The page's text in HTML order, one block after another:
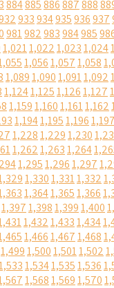
884885886887888
933934935936937
981982983984985
1,0211,0221,0231,024
1,0561,0571,058
1,0891,0901,0911,092
1,1241,1251,1261,127
1,1591,1601,1611,162
1,1941,1951,1961,197
1,2281,2291,230
1,2621,2631,264
1,2951,2961,297
1,3301,3311,332
1,3641,3651,366
1,3971,3981,3991,400
1,4321,4331,434
1,4661,4671,468
1,4991,5001,5011,502
1,5341,5351,536
1,5681,5691,570